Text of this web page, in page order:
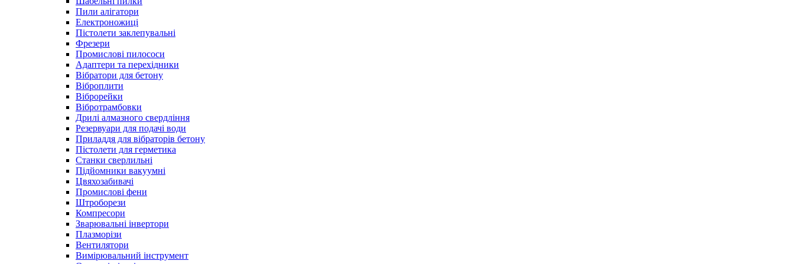
Пили алігатори
Електроножиці
Пістолети заклепувальні
Фрезери
Промислові пилососи
Адаптери та перехідники
Вібратори для бетону
Віброплити
Віброрейки
Вібротрамбовки
Дрилі алмазного свердління
Резервуари для подачі води
Приладдя для вібраторів бетону
Пістолети для герметика
Станки сверлильні
Підйомники вакуумні
Цвяхозабивачі
Промислові фени
Штроборези
Компресори
Зварювальні інвертори
Плазморізи
Вентилятори
Вимірювальний інструмент